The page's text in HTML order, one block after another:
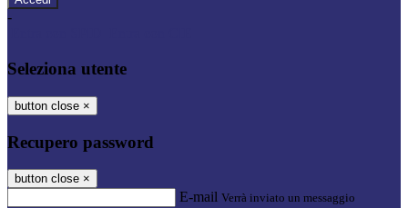
-
Seleziona utente
button close ×
Recupero password
button close ×
E-mail Verrà inviato un messaggio